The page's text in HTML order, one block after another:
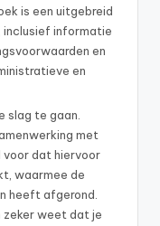
is een uitgebreid
inclusief informatie
en
en
slag te gaan.
met
voor dat hiervoor
waarmee de
heeft afgerond.
zeker weet dat je